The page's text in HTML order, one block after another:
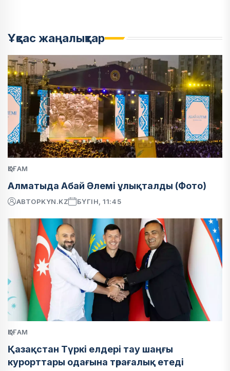
Ұқсас жаңалықтар
ҚОҒАМ
Алматыда Абай Әлемі ұлықталды (Фото)
АВТОРKYN.KZ БҮГІН, 11:45
ҚОҒАМ
Қазақстан Түркі елдері тау шаңғы
курорттары одағына төрағалық етеді